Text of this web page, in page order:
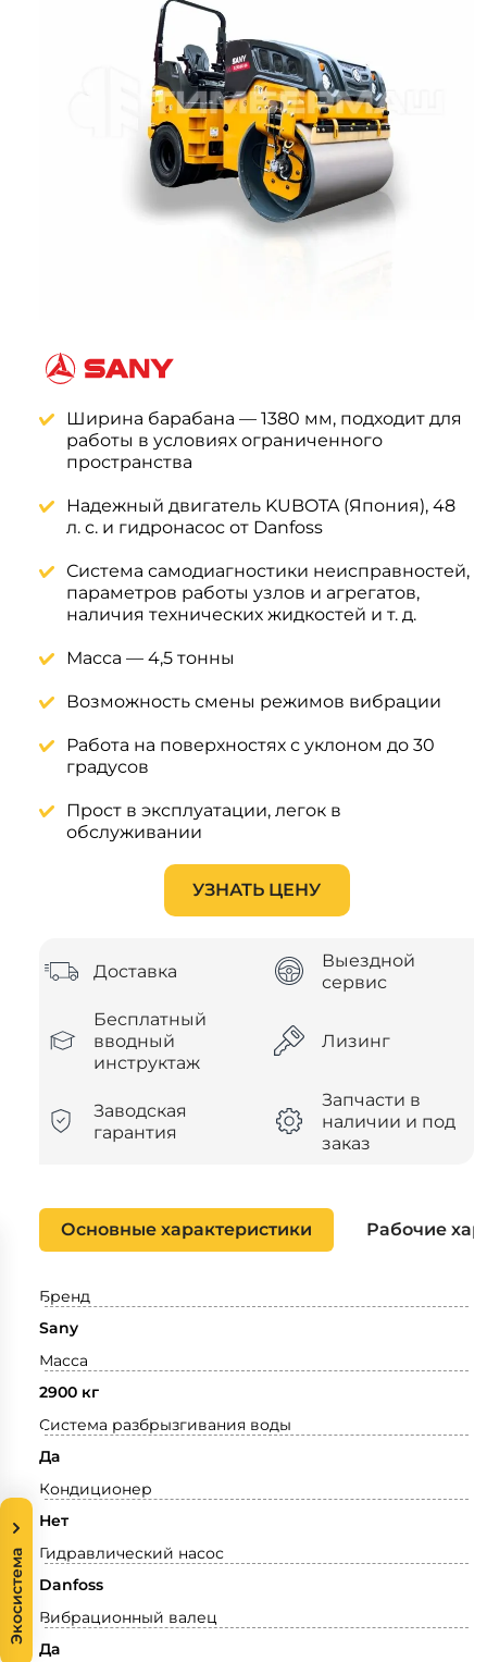
Ширина барабана — 1380 мм, подходит для
работы в условиях ограниченного
пространства
Надежный двигатель KUBOTA (Япония), 48
л. с. и гидронасос от Danfoss
Система самодиагностики неисправностей,
параметров работы узлов и агрегатов,
наличия технических жидкостей и т. д.
Масса — 4,5 тонны
Возможность смены режимов вибрации
Работа на поверхностях с уклоном до 30
градусов
Прост в эксплуатации, легок в
обслуживании
УЗНАТЬ ЦЕНУ
Доставка
Выездной
сервис
Бесплатный
вводный
инструктаж
Лизинг
Заводская
гарантия
Запчасти в
наличии и под
заказ
Основные характеристики Рабочие
Бренд
Sany
Масса
2900 кг
Система разбрызгивания воды
Да
Кондиционер
Нет
Гидравлический насос
Danfoss
Вибрационный валец
Да
Экосистема
Системы 3D нивелирования
Мини-погрузчики
Грейферные захваты
Посевная техника